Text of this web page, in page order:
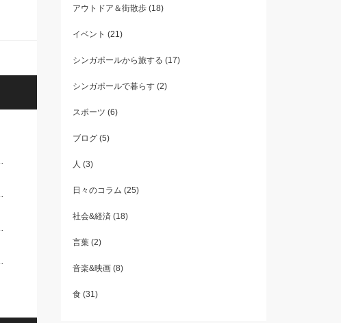
アウトドア＆街散歩(18)
イベント (21)
シンガポールから旅する (17)
シンガポールで暮らす(2)
スポーツ (6)
ブログ(5)
人 (3)
日々のコラム (25)
社会&経済(18)
言葉(2)
音楽&映画(8)
食(31)